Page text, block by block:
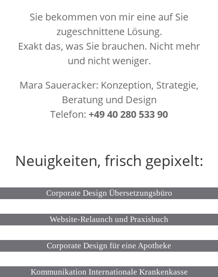
Sie bekommen von mir eine auf Sie
zugeschnittene Lösung.
Exakt das, was Sie brauchen. Nicht mehr
und nicht weniger.
Mara Saueracker: Konzeption, Strategie,
Beratung und Design
Telefon: +49 40 280 533 90
Neuigkeiten, frisch gepixelt:
Corporate Design Übersetzungsbüro
Website-Relaunch und Praxisbuch
Corporate Design für eine Apotheke
Kommunikation Internationale Krankenkasse